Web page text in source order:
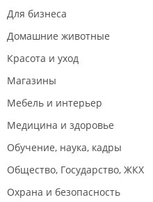
Для бизнеса
Домашние животные
Красота и уход
Магазины
Мебель и интерьер
Медицина и здоровье
Обучение, наука, кадры
Общество, Государство, ЖКХ
Охрана и безопасность